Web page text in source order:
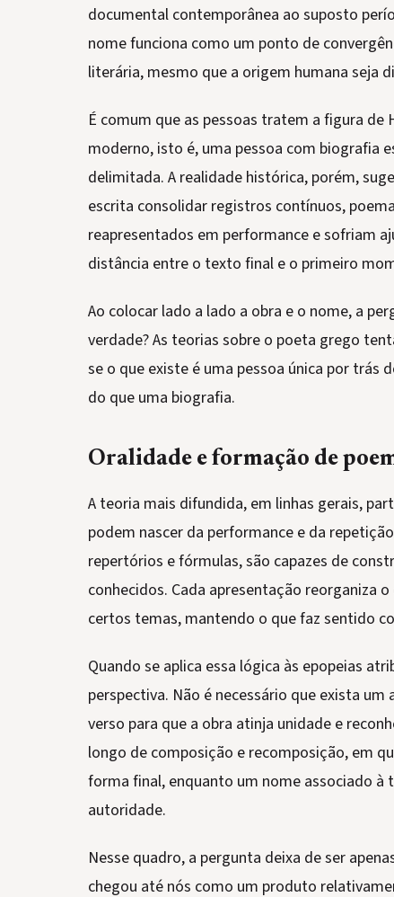
documental contemporânea ao suposto
nome funciona como um ponto de
literária, mesmo que a origem humana seja
É comum que as pessoas tratem a figura
moderno, isto é, uma pessoa com biografia
delimitada. A realidade histórica, porém,
escrita consolidar registros contínuos,
reapresentados em performance e sofriam
distância entre o texto final e o primeiro
Ao colocar lado a lado a obra e o nome, a
verdade? As teorias sobre o poeta grego
se o que existe é uma pessoa única por trás
do que uma biografia.
Oralidade e formação de
A teoria mais difundida, em linhas gerais,
podem nascer da performance e da
repertórios e fórmulas, são capazes de
conhecidos. Cada apresentação reorganiza
certos temas, mantendo o que faz sentido
Quando se aplica essa lógica às epopeias
perspectiva. Não é necessário que exista
verso para que a obra atinja unidade e
longo de composição e recomposição, em
forma final, enquanto um nome associado
autoridade.
Nesse quadro, a pergunta deixa de ser
chegou até nós como um produto